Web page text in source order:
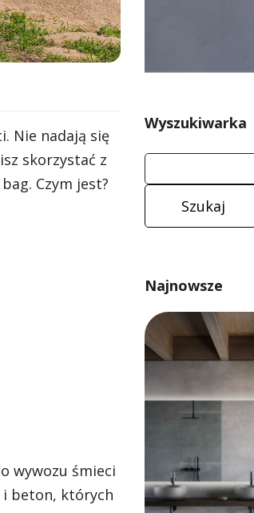
Nie nadają się
skorzystać z
Czym jest?
wywozu śmieci
i beton, których
Wyszukiwarka
Najnowsze